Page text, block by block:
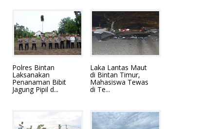
Polres Bintan
Laksanakan
Penanaman Bibit
Jagung Pipil d...
Laka Lantas Maut
di Bintan Timur,
Mahasiswa Tewas
di Te...